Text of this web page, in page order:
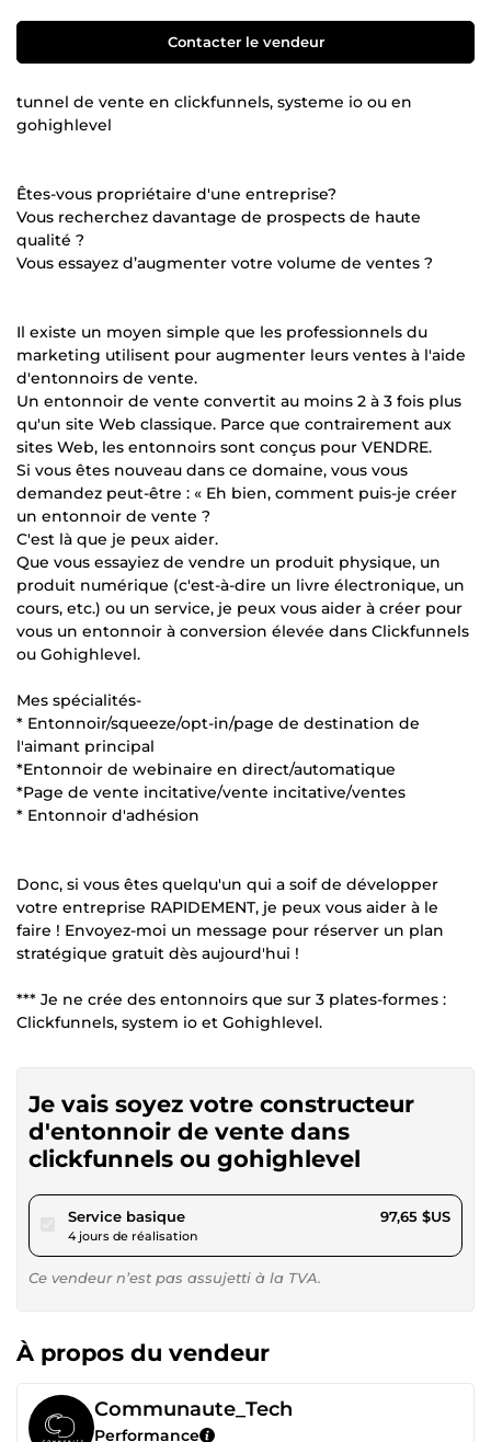
Contacter le vendeur
tunnel de vente en clickfunnels, systeme io ou en
gohighlevel
Êtes-vous propriétaire d'une entreprise?
Vous recherchez davantage de prospects de haute
qualité ?
Vous essayez d’augmenter votre volume de ventes ?
Il existe un moyen simple que les professionnels du
marketing utilisent pour augmenter leurs ventes à l'aide
d'entonnoirs de vente.
Un entonnoir de vente convertit au moins 2 à 3 fois plus
qu'un site Web classique. Parce que contrairement aux
sites Web, les entonnoirs sont conçus pour VENDRE.
Si vous êtes nouveau dans ce domaine, vous vous
demandez peut-être : « Eh bien, comment puis-je créer
un entonnoir de vente ?
C'est là que je peux aider.
Que vous essayiez de vendre un produit physique, un
produit numérique (c'est-à-dire un livre électronique, un
cours, etc.) ou un service, je peux vous aider à créer pour
vous un entonnoir à conversion élevée dans Clickfunnels
ou Gohighlevel.
Mes spécialités-
* Entonnoir/squeeze/opt-in/page de destination de
l'aimant principal
*Entonnoir de webinaire en direct/automatique
*Page de vente incitative/vente incitative/ventes
* Entonnoir d'adhésion
Donc, si vous êtes quelqu'un qui a soif de développer
votre entreprise RAPIDEMENT, je peux vous aider à le
faire ! Envoyez-moi un message pour réserver un plan
stratégique gratuit dès aujourd'hui !
*** Je ne crée des entonnoirs que sur 3 plates-formes :
Clickfunnels, system io et Gohighlevel.
Je vais soyez votre constructeur
d'entonnoir de vente dans
clickfunnels ou gohighlevel
Service basiquepour 90,00 $US
4 jours de réalisation
97,65 $US
Ce vendeur n’est pas assujetti à la TVA.
À propos du vendeur
Communaute_Tech
Performance